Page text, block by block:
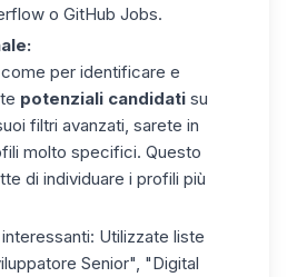
o GitHub Jobs.
per identificare e
potenziali candidati su
filtri avanzati, sarete in
molto specifici. Questo
di individuare i profili più
: Utilizzate liste
Senior", "Digital